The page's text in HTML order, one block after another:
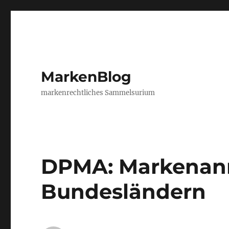
MarkenBlog
markenrechtliches Sammelsurium
DPMA:
Bundesländern